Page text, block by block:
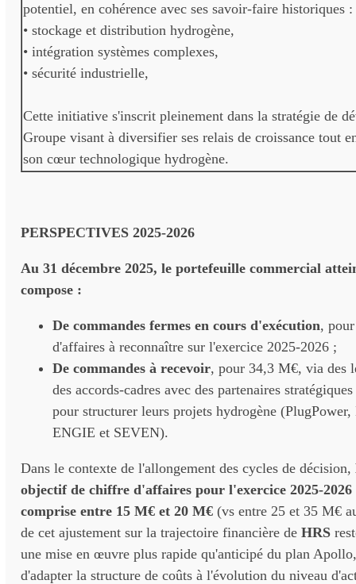
potentiel, en cohérence avec ses savoir-faire historiques :
• stockage et distribution hydrogène,
• intégration systèmes complexes,
• sécurité industrielle,
Cette initiative s'inscrit pleinement dans la stratégie de
Groupe visant à diversifier ses relais de croissance tout
son cœur technologique hydrogène.
PERSPECTIVES 2025-2026
Au 31 décembre 2025, le portefeuille commercial
compose :
De commandes fermes en cours d'exécution,
d'affaires à reconnaître sur l'exercice 2025-2026 ;
De commandes à recevoir, pour 34,3 M€, via des
des accords-cadres avec des partenaires
pour structurer leurs projets hydrogène
ENGIE et SEVEN).
Dans le contexte de l'allongement des cycles de décision,
objectif de chiffre d'affaires pour l'exercice 2025-
comprise entre 15 M€ et 20 M€ (vs entre 25 et 35 M€
de cet ajustement sur la trajectoire financière de HRS
une mise en œuvre plus rapide qu'anticipé du plan
d'adapter la structure de coûts à l'évolution du niveau